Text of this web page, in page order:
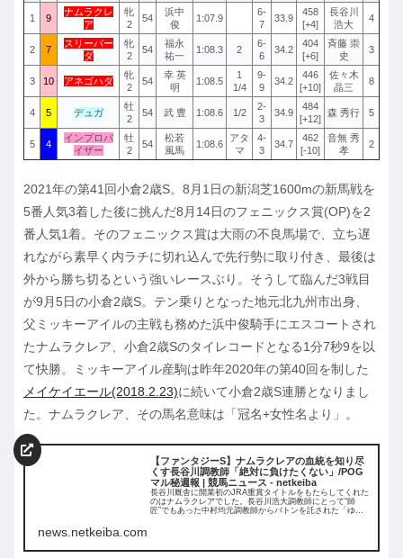
1 9
ナムラクレ
ア
牝
2
54
浜中
俊
1:07.9
6-
7
33.9
458
[+4]
長谷川
浩大
4
2 7
スリーパー
ダ
牝
2
54
福永
祐一
1:08.3 2
6-
6
34.2
404
[+6]
斉藤 崇
史
3
3 10 アネゴハダ
牝
2
54
幸 英
明
1:08.5
1
1/4
9-
9
34.2
446
[+10]
佐々木
晶三
8
4 5 デュガ
牡
2
54 武 豊 1:08.6 1/2
2-
3
34.9
484
[+12]
森 秀行 5
5 4
インプロバ
イザー
牡
2
54
松若
風馬
1:08.6
アタ
マ
4-
3
34.7
462
[-10]
音無 秀
孝
2
2021年の第41回小倉2歳S。8月1日の新潟芝1600mの新馬戦を
5番人気3着した後に挑んだ8月14日のフェニックス賞(OP)を2
番人気1着。そのフェニックス賞は大雨の不良馬場で、立ち遅
れながら素早く内ラチに切れ込んで先行勢に取り付き、最後は
外から勝ち切るという強いレースぶり。そうして臨んだ3戦目
が9月5日の小倉2歳S。テン乗りとなった地元北九州市出身、
父ミッキーアイルの主戦も務めた浜中俊騎手にエスコートされ
たナムラクレア、小倉2歳Sのタイレコードとなる1分7秒9を以
て快勝。ミッキーアイル産駒は昨年2020年の第40回を制した
メイケイエール(2018.2.23)に続いて小倉2歳S連勝となりまし
た。ナムラクレア、その馬名意味は「冠名+女性名より」。
【ファンタジーS】ナムラクレアの血統を知り尽
くす長谷川調教師「絶対に負けたくない」/POG
マル秘週報 | 競馬ニュース - netkeiba
長谷川厩舎に開業初のJRA重賞タイトルをもたらしてくれた
のはナムラクレアでした。長谷川浩大調教師にとって“師
匠”でもあった中村均元調教師からバトンを託された「ゆか
news.netkeiba.com